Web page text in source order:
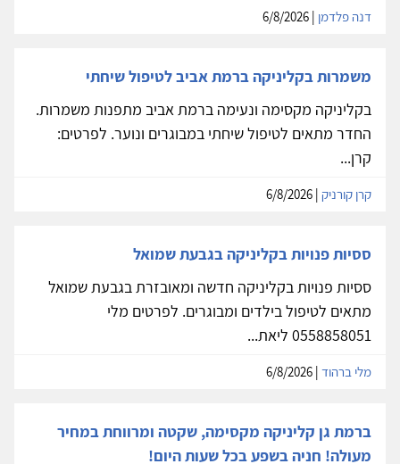
דנה פלדמן
משמרות בקליניקה ברמת אביב לטיפול שיחתי
בקליניקה מקסימה ונעימה ברמת אביב מתפנות משמרות.
החדר מתאים לטיפול שיחתי במבוגרים ונוער. לפרטים:
קרן...
קרן קורניק
ססיות פנויות בקליניקה בגבעת שמואל
ססיות פנויות בקליניקה חדשה ומאובזרת בגבעת שמואל
מתאים לטיפול בילדים ומבוגרים. לפרטים מלי
0558858051 ליאת...
מלי ברהוד
ברמת גן קליניקה מקסימה, שקטה ומרווחת במחיר
מעולה! חניה בשפע בכל שעות היום!